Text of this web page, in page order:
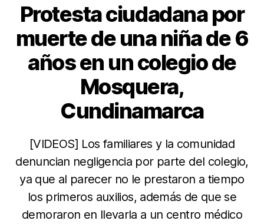
Protesta ciudadana por
muerte de una niña de 6
años en un colegio de
Mosquera,
Cundinamarca
[VIDEOS] Los familiares y la comunidad
denuncian negligencia por parte del colegio,
ya que al parecer no le prestaron a tiempo
los primeros auxilios, además de que se
demoraron en llevarla a un centro médico